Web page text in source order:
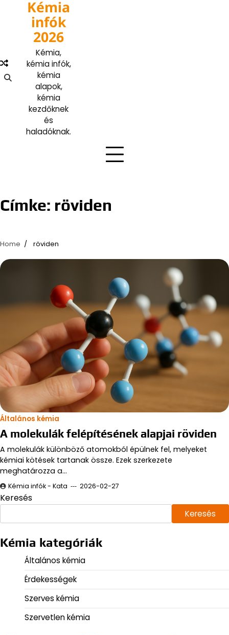
Kémia
infók
2026
Kémia,
kémia infók,
kémia
alapok,
kémia
kezdőknek
és
haladóknak.
Címke: röviden
Home röviden
Általános kémia
A molekulák felépítésének alapjai röviden
A molekulák különböző atomokból épülnek fel, melyeket
kémiai kötések tartanak össze. Ezek szerkezete
meghatározza a…
Kémia infók - Kata 2026-02-27
Keresés
Keresés
Kémia kategóriák
Általános kémia
Érdekességek
Szerves kémia
Szervetlen kémia